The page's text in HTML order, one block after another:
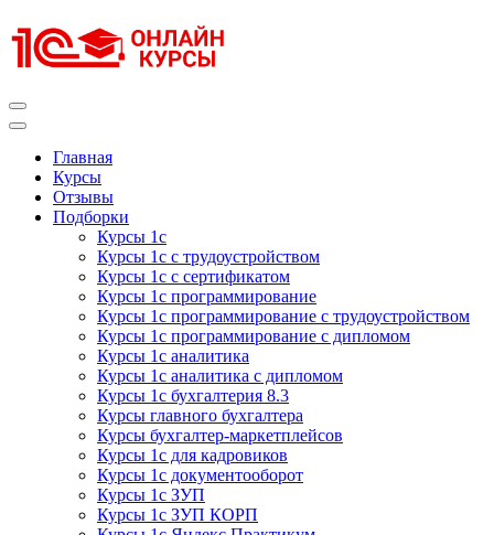
к
содержимому
Главная
Курсы
Отзывы
Подборки
Курсы 1с
Курсы 1с с трудоустройством
Курсы 1с с сертификатом
Курсы 1с программирование
Курсы 1с программирование с трудоустройством
Курсы 1с программирование с дипломом
Курсы 1с аналитика
Курсы 1с аналитика с дипломом
Курсы 1с бухгалтерия 8.3
Курсы главного бухгалтера
Курсы бухгалтер-маркетплейсов
Курсы 1с для кадровиков
Курсы 1с документооборот
Курсы 1с ЗУП
Курсы 1с ЗУП КОРП